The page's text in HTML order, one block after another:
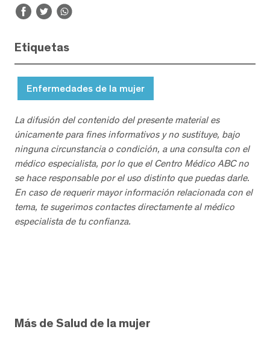
Etiquetas
Enfermedades de la mujer
La difusión del contenido del presente material es
únicamente para fines informativos y no sustituye, bajo
ninguna circunstancia o condición, a una consulta con el
médico especialista, por lo que el Centro Médico ABC no
se hace responsable por el uso distinto que puedas darle.
En caso de requerir mayor información relacionada con el
tema, te sugerimos contactes directamente al médico
especialista de tu confianza.
Más de Salud de la mujer